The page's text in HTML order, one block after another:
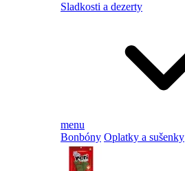
Sladkosti a dezerty
menu
Bonbóny Oplatky a sušenky